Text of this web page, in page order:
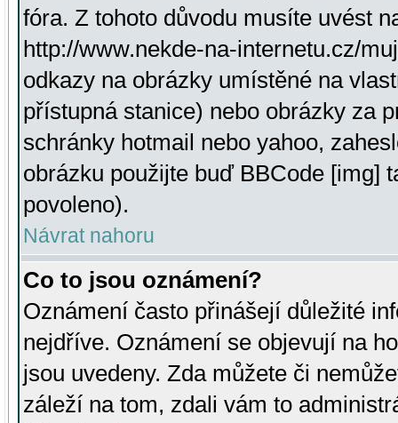
fóra. Z tohoto důvodu musíte uvést
http://www.nekde-na-internetu.cz/
odkazy na obrázky umístěné na
přístupná stanice) nebo obrázky za
schránky hotmail nebo yahoo,
obrázku použijte buď BBCode [img]
povoleno).
Návrat nahoru
Co to jsou oznámení?
Oznámení často přinášejí důležité
nejdříve. Oznámení se objevují na
jsou uvedeny. Zda můžete či
záleží na tom, zdali vám to